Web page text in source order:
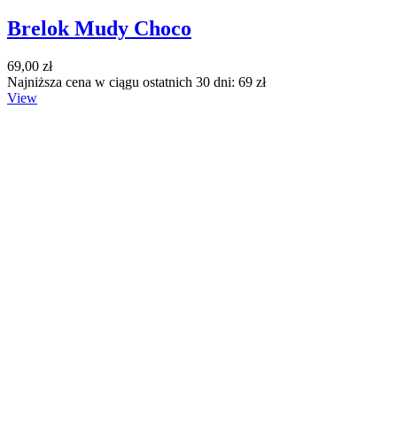
Brelok Mudy Choco
69,00 zł
Najniższa cena w ciągu ostatnich 30 dni: 69 zł
View